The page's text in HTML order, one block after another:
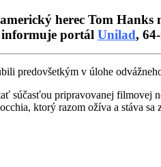
herec Tom Hanks
portál Unilad,
predovšetkým v úlohe
súčasťou pripravovanej filmovej
ktorý razom ožíva a stáva sa